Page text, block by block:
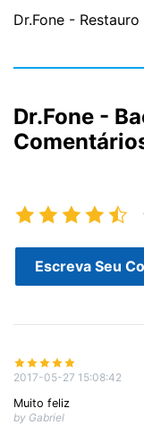
Dr.Fone -
Dr.Fone -
Escreva Seu
2017-05-27 15:08:42
Muito feliz
by Gabriel